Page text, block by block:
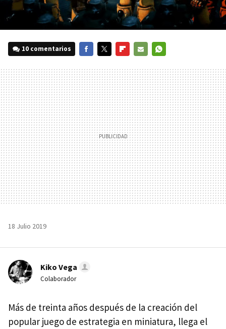
10 comentarios
MAIL
18 Julio 2019
Kiko Vega
Colaborador
Más de treinta años después de la creación del
popular juego de estrategia en miniatura, llega el